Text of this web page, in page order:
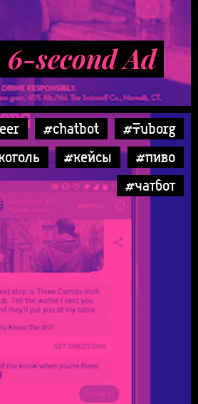
second Ad
#chatbot
#Tuborg
#кейсы
#пиво
#чатбот